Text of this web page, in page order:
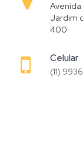
Avenida
Jardim
400
Celular
(11)